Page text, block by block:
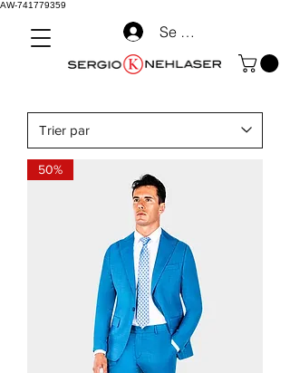
AW-741779359
Se connecter
50%